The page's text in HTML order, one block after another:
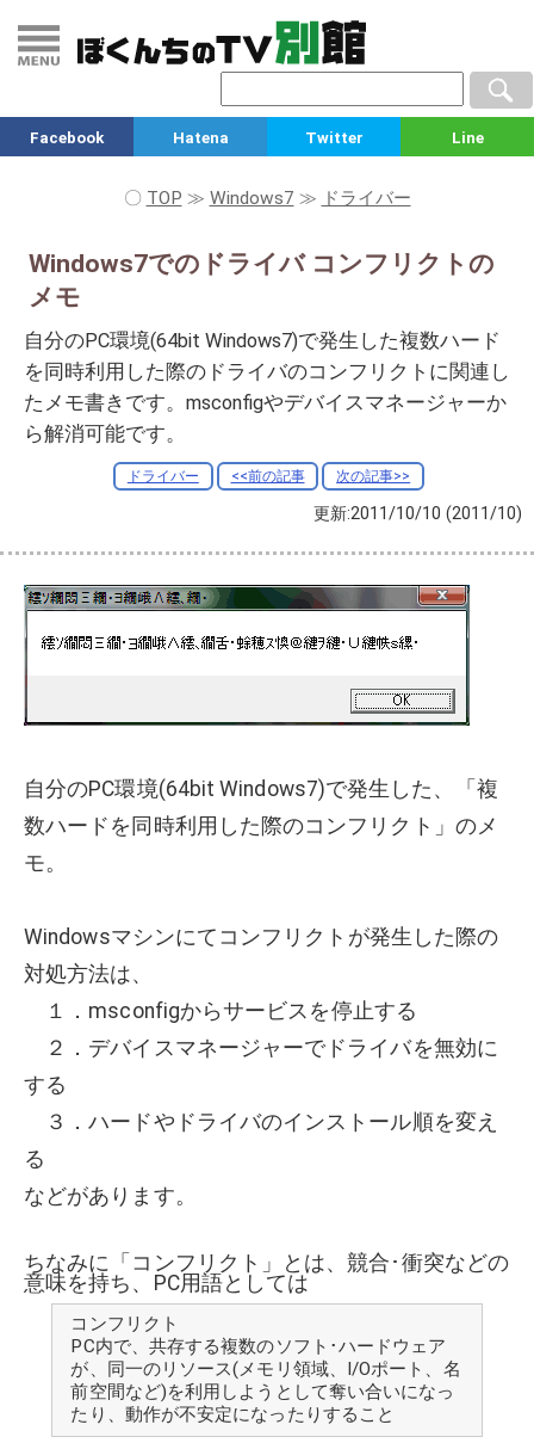
Facebook Hatena Twitter Line
〇 TOP ≫ Windows7 ≫ ドライバー
Windows7でのドライバ コンフリクトの
メモ
自分のPC環境(64bit Windows7)で発生した複数ハード
を同時利用した際のドライバのコンフリクトに関連し
たメモ書きです。msconfigやデバイスマネージャーか
ら解消可能です。
ドライバー <<前の記事 次の記事>>
更新:2011/10/10 (2011/10)
自分のPC環境(64bit Windows7)で発生した、「複
数ハードを同時利用した際のコンフリクト」のメ
モ。
Windowsマシンにてコンフリクトが発生した際の
対処方法は、
１．msconfigからサービスを停止する
２．デバイスマネージャーでドライバを無効に
する
３．ハードやドライバのインストール順を変え
る
などがあります。
ちなみに「コンフリクト」とは、競合･衝突などの
意味を持ち、PC用語としては
コンフリクト
PC内で、共存する複数のソフト･ハードウェア
が、同一のリソース(メモリ領域、I/Oポート、名
前空間など)を利用しようとして奪い合いになっ
たり、動作が不安定になったりすること